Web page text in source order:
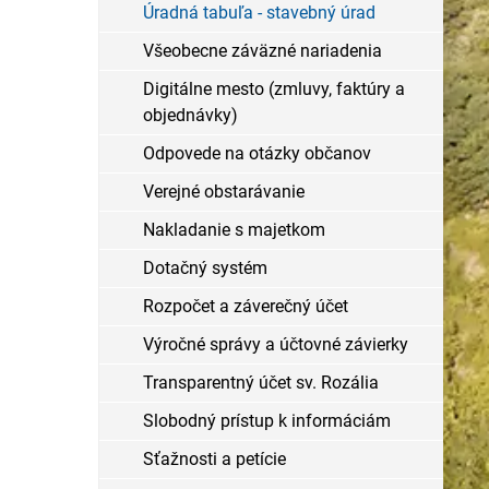
Úradná tabuľa - stavebný úrad
Všeobecne záväzné nariadenia
Digitálne mesto (zmluvy, faktúry a
objednávky)
Odpovede na otázky občanov
Verejné obstarávanie
Nakladanie s majetkom
Dotačný systém
Rozpočet a záverečný účet
Výročné správy a účtovné závierky
Transparentný účet sv. Rozália
Slobodný prístup k informáciám
Sťažnosti a petície